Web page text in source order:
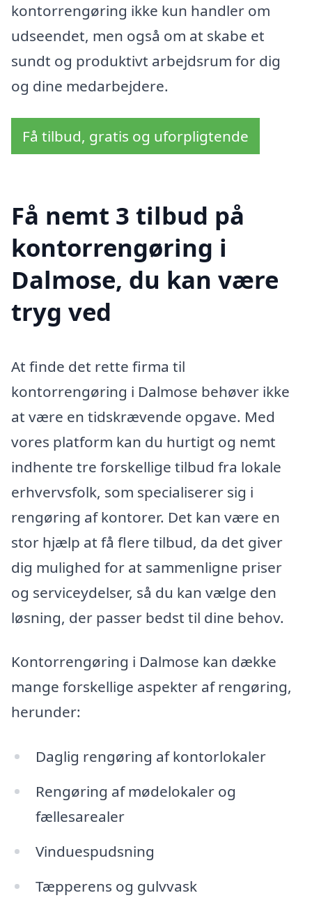
kontorrengøring ikke kun handler om
udseendet, men også om at skabe et
sundt og produktivt arbejdsrum for dig
og dine medarbejdere.
Få tilbud, gratis og uforpligtende
Få nemt 3 tilbud på
kontorrengøring i
Dalmose, du kan være
tryg ved
At finde det rette firma til
kontorrengøring i Dalmose behøver ikke
at være en tidskrævende opgave. Med
vores platform kan du hurtigt og nemt
indhente tre forskellige tilbud fra lokale
erhvervsfolk, som specialiserer sig i
rengøring af kontorer. Det kan være en
stor hjælp at få flere tilbud, da det giver
dig mulighed for at sammenligne priser
og serviceydelser, så du kan vælge den
løsning, der passer bedst til dine behov.
Kontorrengøring i Dalmose kan dække
mange forskellige aspekter af rengøring,
herunder:
Daglig rengøring af kontorlokaler
Rengøring af mødelokaler og
fællesarealer
Vinduespudsning
Tæpperens og gulvvask